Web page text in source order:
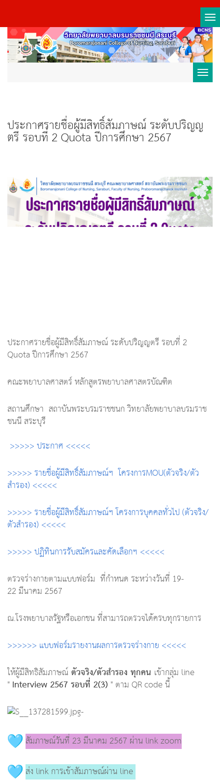
ประกาศรายชื่อผู้มีสิทธิ์สัมภาษณ์ ระดับปริญญ
ตรี รอบที่ 2 Quota ปีการศึกษา 2567
ประกาศรายชื่อผู้มีสิทธิ์สัมภาษณ์ ระดับปริญญตรี รอบที่ 2
Quota ปีการศึกษา 2567
คณะพยาบาลศาสตร์ หลักสูตรพยาบาลศาสตรบัณฑิต
สถานศึกษา สถาบันพระบรมราชชนก วิทยาลัยพยาบาลบรมราช
ชนนี สระบุรี
>>>>> ประกาศ <<<<<
>>>>> รายชื่อผู้มีสิทธิ์สัมภาษณ์ฯ โครงการMOU(ตัวจริง/ตัว
สำรอง) <<<<<
>>>>> รายชื่อผู้มีสิทธิ์สัมภาษณ์ฯ โครงการบุคคลทั่วไป (ตัวจริง/
ตัวสำรอง) <<<<<
>>>>> ปฏิทินการรับสมัครและคัดเลือกฯ <<<<<
ตรวจร่างกายตามแบบฟอร์ม ที่กำหนด ระหว่างวันที่ 19-
22 มีนาคม 2567
ณ.โรงพยาบาลรัฐหรือเอกชน ที่สามารถตรวจได้ครบทุกรายการ
>>>>>> แบบฟอร์มรายงานผลการตรวจร่างกาย <<<<<
ให้ผู้มีสิทธิสัมภาษณ์ตัวจริง/ตัวสำรอง ทุกคน เข้ากลุ่ม line
"Interview 2567รอบที่ 2(3) " ตาม QR code นี้
-
สัมภาษณ์วันที่ 23 มีนาคม 2567 ผ่าน link zoom
ส่ง link การเข้าสัมภาษณ์ผ่าน line